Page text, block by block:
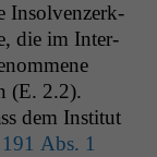
Insol­ven­z­erk­
die im Inter­
(E. 2.2).
dem Insti­tut
Abs. 1